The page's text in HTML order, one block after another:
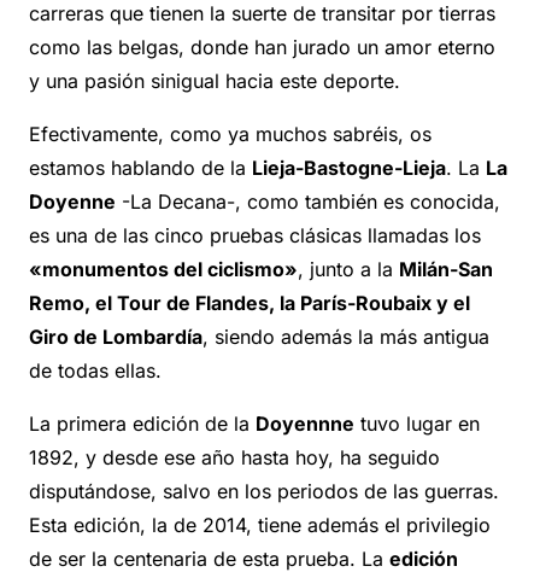
carreras que tienen la suerte de transitar por tierras
como las belgas, donde han jurado un amor eterno
y una pasión sinigual hacia este deporte.
Efectivamente, como ya muchos sabréis, os
estamos hablando de la Lieja-Bastogne-Lieja. La La
Doyenne -La Decana-, como también es conocida,
es una de las cinco pruebas clásicas llamadas los
«monumentos del ciclismo», junto a la Milán-San
Remo, el Tour de Flandes, la París-Roubaix y el
Giro de Lombardía, siendo además la más antigua
de todas ellas.
La primera edición de la Doyennne tuvo lugar en
1892, y desde ese año hasta hoy, ha seguido
disputándose, salvo en los periodos de las guerras.
Esta edición, la de 2014, tiene además el privilegio
de ser la centenaria de esta prueba. La edición